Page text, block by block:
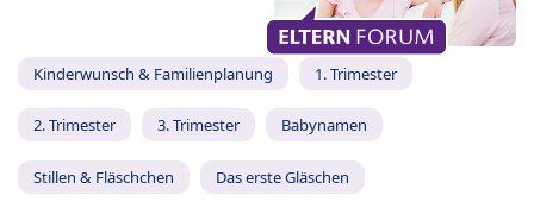
Kinderwunsch & Familienplanung 1. Trimester
2. Trimester 3. Trimester Babynamen
Stillen & Fläschchen Das erste Gläschen